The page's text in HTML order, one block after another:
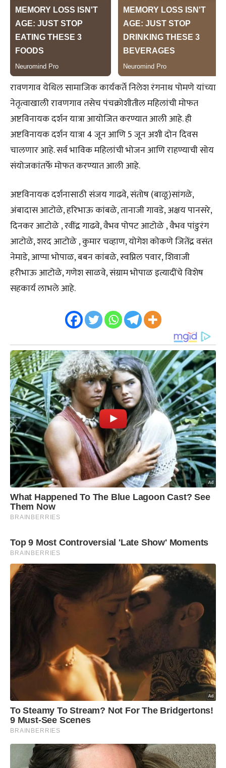
रावणगाव येथिल सामाजिक कार्यकर्ते निलेश रंगनाथ पोमणे यांच्या
नेतृत्वाखाली रावणगाव तसेच पंचक्रोशीतील महिलांची मोफत
अष्टविनायक दर्शन यात्रा आयोजित करण्यात आली आहे. ही
अष्टविनायक दर्शन यात्रा 4 जून आणि 5 जून अशी दोन दिवस
चालणार आहे. सर्व भाविक महिलांची भोजन आणि राहण्याची सोय
संयोजकांतर्फे मोफत करण्यात आली आहे.
अष्टविनायक दर्शनासाठी संजय गाढवे, संतोष (बाळू)सांगळे,
अंबादास आटोळे, हरिभाऊ कांबळे, तानाजी गावडे, अक्षय पानसरे,
दिनकर आटोळे , रवींद्र गाढवे, वैभव पोपट आटोळे , वैभव पांडुरंग
आटोळे, शरद आटोळे , कुमार चव्हाण, योगेश कोकणे जितेंद्र वसंत
नेमाडे, आप्पा भोपाळ, बबन कांबळे, स्वप्निल पवार, शिवाजी
हरीभाऊ आटोळे, गणेश साळवे, संग्राम भोपाळ इत्यादींचे विशेष
सहकार्य लाभले आहे.